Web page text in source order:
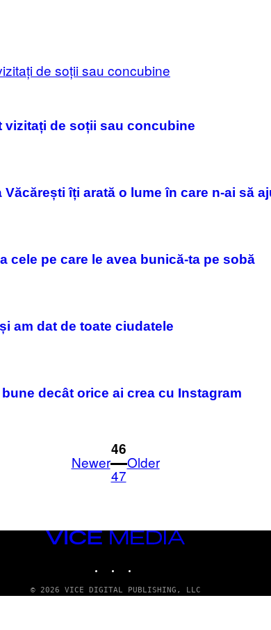
vizitați de soții sau concubine
îți arată o lume în care n-ai să
cele pe care le avea bunică-ta pe sobă
am dat de toate ciudatele
decât orice ai crea cu Instagram
Newer
1
46
47
Older
VICE
© 2026 VICE DIGITAL PUBLISHING, LLC